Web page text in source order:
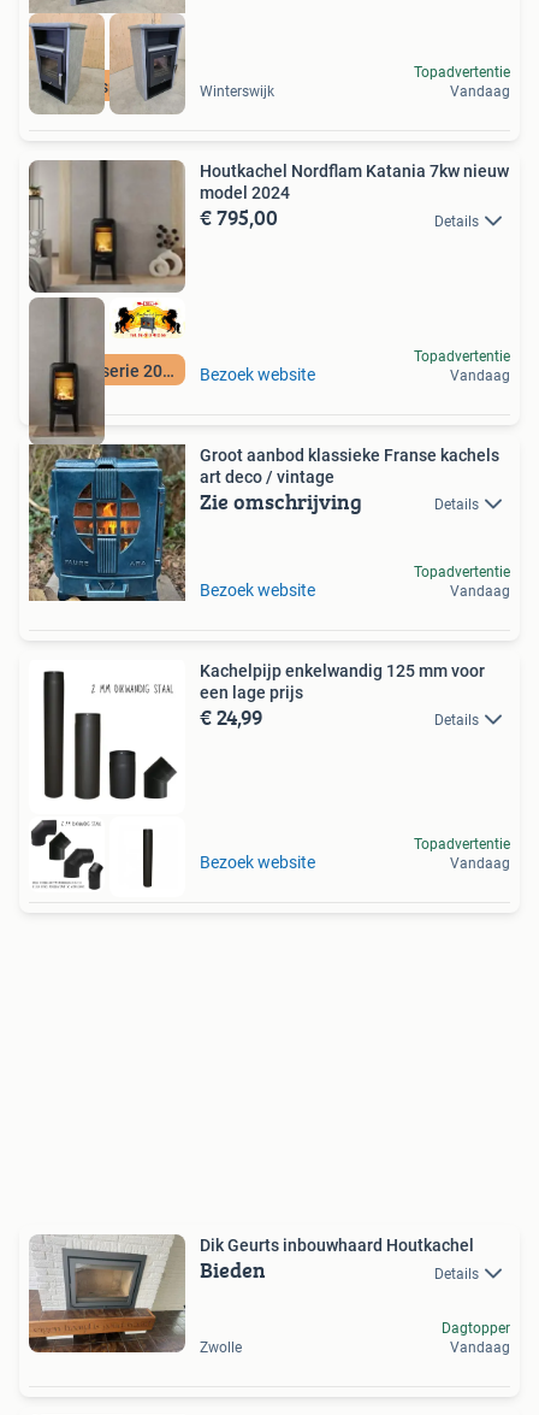
Veel kg speksteen Winterswijk
Topadvertentie
Vandaag
Nieuwe serie 2024
Houtkachel Nordflam Katania 7kw nieuw
model 2024
€ 795,00 Details
Bezoek website
Topadvertentie
Vandaag
Groot aanbod klassieke Franse kachels
art deco / vintage
Zie omschrijving Details
Bezoek website
Topadvertentie
Vandaag
Kachelpijp enkelwandig 125 mm voor
een lage prijs
€ 24,99 Details
Bezoek website
Topadvertentie
Vandaag
Dik Geurts inbouwhaard Houtkachel
Bieden Details
Zwolle
Dagtopper
Vandaag